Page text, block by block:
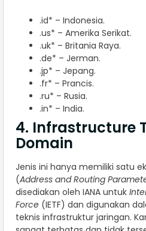
.id* – Indonesia.
.us* – Amerika Serikat.
.uk* – Britania Raya.
.de* – Jerman.
.jp* – Jepang.
.fr* – Prancis.
.ru* – Rusia.
.in* – India.
4. Infrastructure
Domain
Jenis ini hanya memiliki satu
(Address and Routing
disediakan oleh IANA untuk
Force (IETF) dan digunakan
teknis infrastruktur jaringan.